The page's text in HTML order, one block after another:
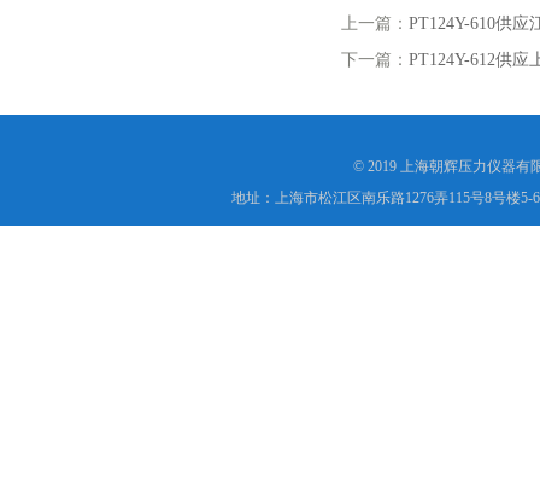
上一篇： PT124Y-610供应
下一篇： PT124Y-612供应
© 2019 上海朝辉压力仪器有
地址：上海市松江区南乐路1276弄115号8号楼5-